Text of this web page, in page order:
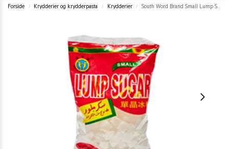
Forside / Krydderier og krydderpasta / Krydderier / South Word Brand Small Lump Sugar 400 g.